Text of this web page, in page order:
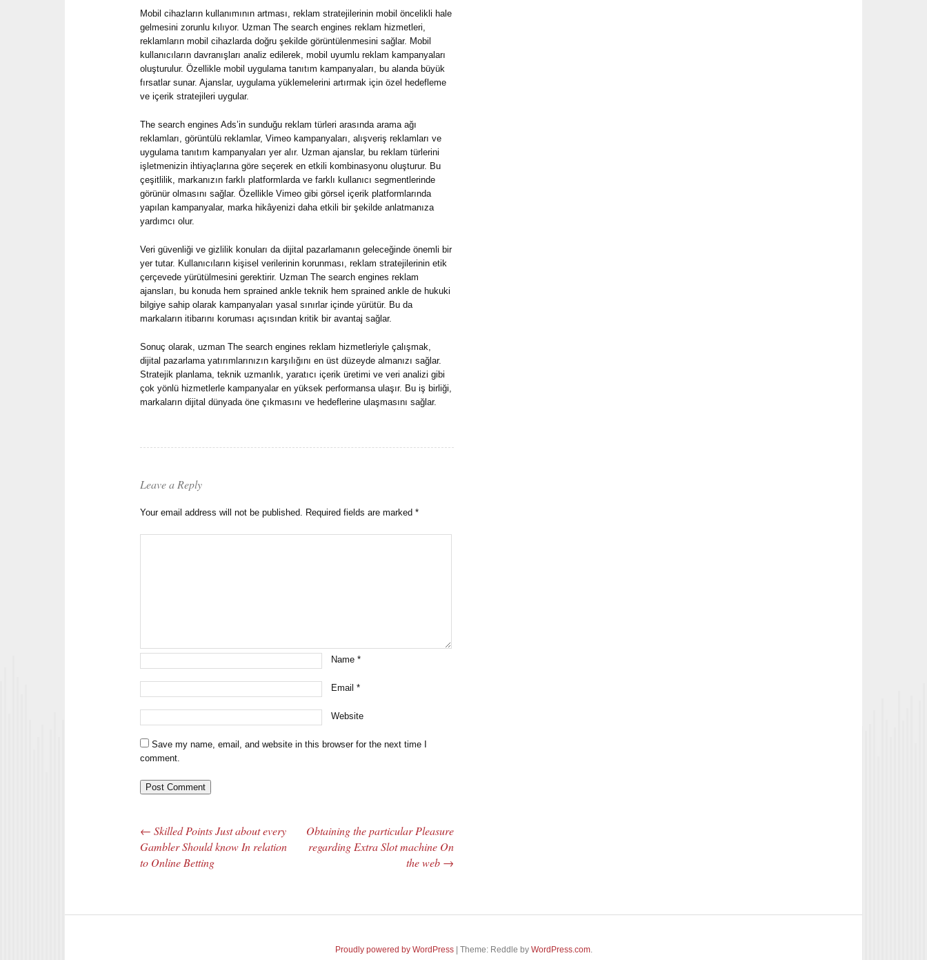
Mobil cihazların kullanımının artması, reklam stratejilerinin mobil öncelikli hale
gelmesini zorunlu kılıyor. Uzman The search engines reklam hizmetleri,
reklamların mobil cihazlarda doğru şekilde görüntülenmesini sağlar. Mobil
kullanıcıların davranışları analiz edilerek, mobil uyumlu reklam kampanyaları
oluşturulur. Özellikle mobil uygulama tanıtım kampanyaları, bu alanda büyük
fırsatlar sunar. Ajanslar, uygulama yüklemelerini artırmak için özel hedefleme
ve içerik stratejileri uygular.
The search engines Ads’in sunduğu reklam türleri arasında arama ağı
reklamları, görüntülü reklamlar, Vimeo kampanyaları, alışveriş reklamları ve
uygulama tanıtım kampanyaları yer alır. Uzman ajanslar, bu reklam türlerini
işletmenizin ihtiyaçlarına göre seçerek en etkili kombinasyonu oluşturur. Bu
çeşitlilik, markanızın farklı platformlarda ve farklı kullanıcı segmentlerinde
görünür olmasını sağlar. Özellikle Vimeo gibi görsel içerik platformlarında
yapılan kampanyalar, marka hikâyenizi daha etkili bir şekilde anlatmanıza
yardımcı olur.
Veri güvenliği ve gizlilik konuları da dijital pazarlamanın geleceğinde önemli bir
yer tutar. Kullanıcıların kişisel verilerinin korunması, reklam stratejilerinin etik
çerçevede yürütülmesini gerektirir. Uzman The search engines reklam
ajansları, bu konuda hem sprained ankle teknik hem sprained ankle de hukuki
bilgiye sahip olarak kampanyaları yasal sınırlar içinde yürütür. Bu da
markaların itibarını koruması açısından kritik bir avantaj sağlar.
Sonuç olarak, uzman The search engines reklam hizmetleriyle çalışmak,
dijital pazarlama yatırımlarınızın karşılığını en üst düzeyde almanızı sağlar.
Stratejik planlama, teknik uzmanlık, yaratıcı içerik üretimi ve veri analizi gibi
çok yönlü hizmetlerle kampanyalar en yüksek performansa ulaşır. Bu iş birliği,
markaların dijital dünyada öne çıkmasını ve hedeflerine ulaşmasını sağlar.
Leave a Reply
Your email address will not be published. Required fields are marked*
Name*
Email*
Website
Save my name, email, and website in this browser for the next time I
comment.
Post navigation
← Skilled Points Just about every
Gambler Should know In relation
to Online Betting
Obtaining the particular Pleasure
regarding Extra Slot machine On
the web →
Proudly powered by WordPress Theme: Reddle by WordPress.com.